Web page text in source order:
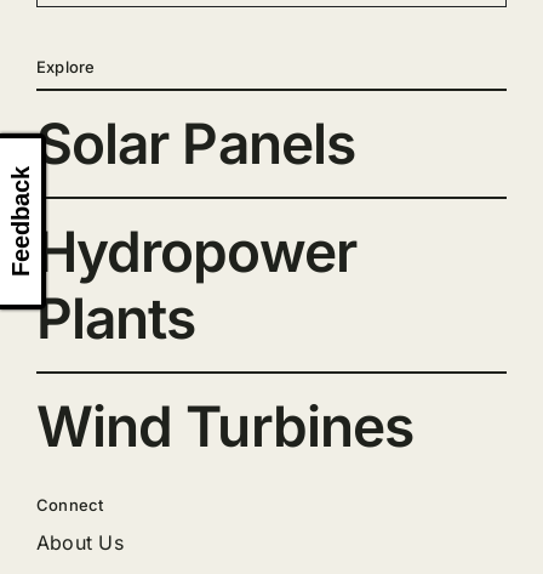
Explore
Solar Panels
Hydropower
Plants
Wind Turbines
Connect
About Us
Feedback